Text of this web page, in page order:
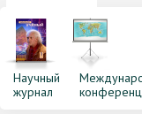
Научный
журнал